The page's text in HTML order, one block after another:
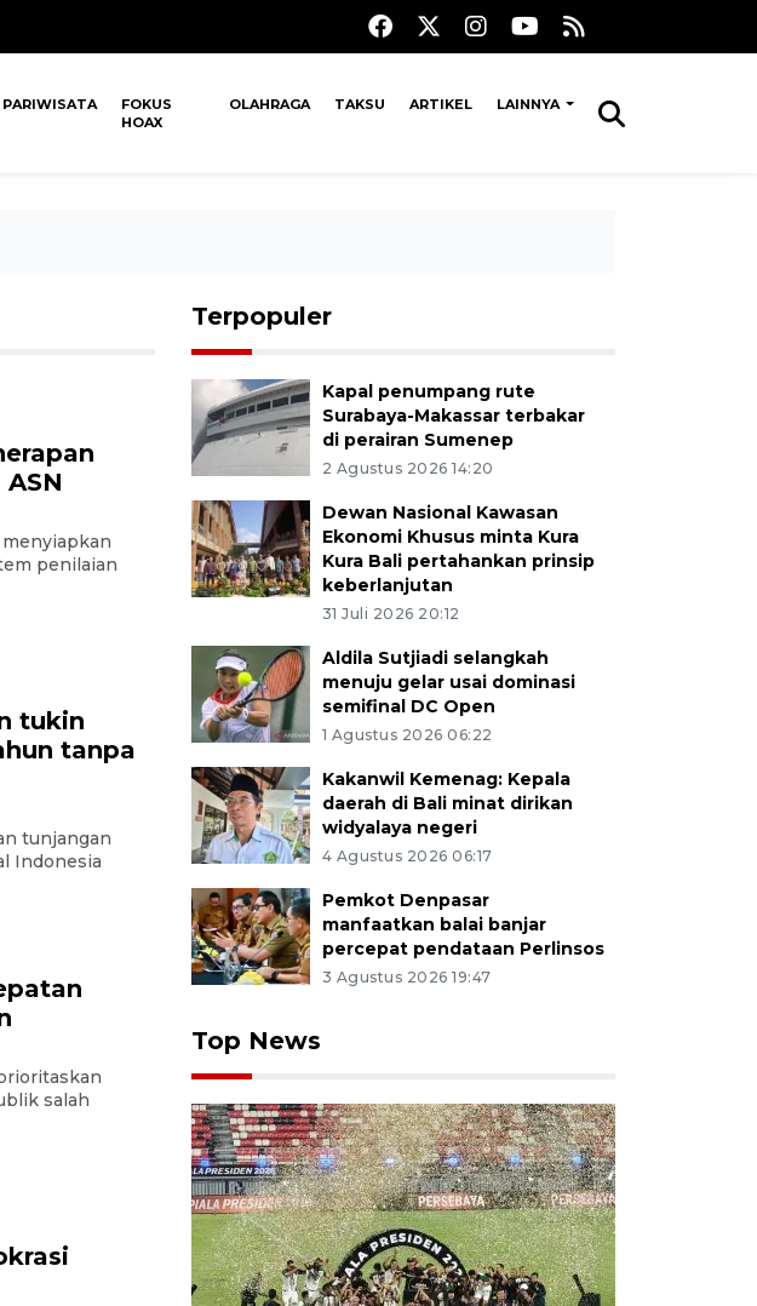
PARIWISATA
FOKUS
HOAX
OLAHRAGA TAKSU ARTIKEL LAINNYA
penilaian
tukin
tanpa
tunjangan
Indonesia
salah
Terpopuler
Kapal penumpang rute
Surabaya-Makassar terbakar
di perairan Sumenep
2 Agustus 2026 14:20
Dewan Nasional Kawasan
Ekonomi Khusus minta Kura
Kura Bali pertahankan prinsip
keberlanjutan
31 Juli 2026 20:12
Aldila Sutjiadi selangkah
menuju gelar usai dominasi
semifinal DC Open
1 Agustus 2026 06:22
Kakanwil Kemenag: Kepala
daerah di Bali minat dirikan
widyalaya negeri
4 Agustus 2026 06:17
Pemkot Denpasar
manfaatkan balai banjar
percepat pendataan Perlinsos
3 Agustus 2026 19:47
Top News